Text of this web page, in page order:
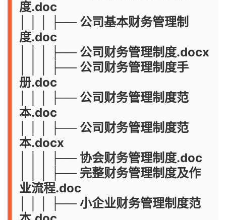
度.doc
│ │ │ ├── 公司基本财务管理制
度.doc
│ │ │ ├── 公司财务管理制度.docx
│ │ │ ├── 公司财务管理制度手
册.doc
│ │ │ ├── 公司财务管理制度范
本.doc
│ │ │ ├── 公司财务管理制度范
本.docx
│ │ │ ├── 协会财务管理制度.doc
│ │ │ ├── 完整财务管理制度及作
业流程.doc
│ │ │ ├── 小企业财务管理制度范